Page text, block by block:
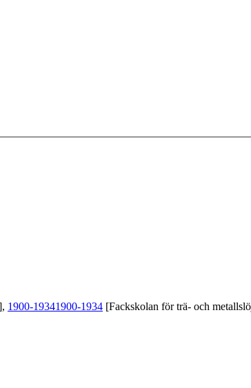
1900-19341900-1934 [Fackskolan för trä- och